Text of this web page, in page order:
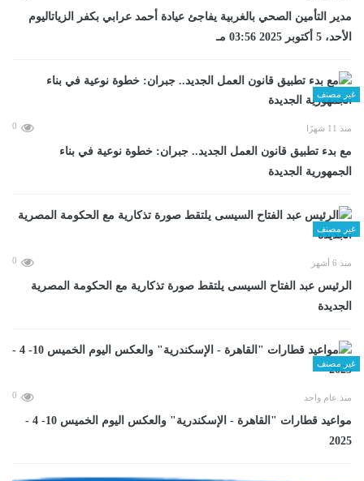
مدير التأمين الصحي بالغربية يفاجئ عيادة أحمد عرابي بكفر الزياتاليوم
الأحد، 5 أكتوبر 2025 03:56 مـ
غير مصنف
منذ 11 شهرًا 0
مع بدء تطبيق قانون العمل الجديد.. جبران: خطوة نوعية في بناء
الجمهورية الجديدة
غير مصنف
منذ 6 أشهر 0
الرئيس عبد الفتاح السيسى يلتقط صورة تذكارية مع الحكومة المصرية
الجديدة
غير مصنف
منذ عام واحد 0
مواعيد قطارات "القاهرة - الإسكندرية" والعكس اليوم الخميس 10- 4 -
2025